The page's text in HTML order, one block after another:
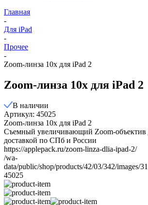
Главная
-
Для iPad
-
Прочее
-
Zoom-линза 10x для iPad 2
Zoom-линза 10x для iPad 2
В наличии
Артикул: 45025
Zoom-линза 10x для iPad 2
Съемный увеличивающий Zoom-объектив
доставкой по СПб и России
https://applepack.ru/zoom-linza-dlia-ipad-2/
/wa-
data/public/shop/products/42/03/342/images/
45025